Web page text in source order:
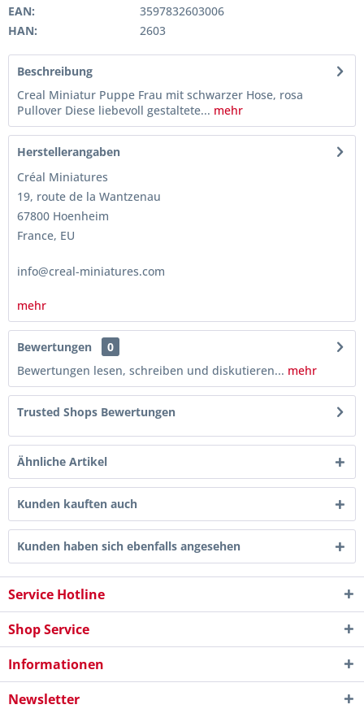
EAN:
3597832603006
HAN:
2603
Beschreibung
Creal Miniatur Puppe Frau mit schwarzer Hose, rosa
Pullover Diese liebevoll gestaltete... mehr
Herstellerangaben
Créal Miniatures
19, route de la Wantzenau
67800 Hoenheim
France, EU
info@creal-miniatures.com
mehr
Bewertungen
0
Bewertungen lesen, schreiben und diskutieren... mehr
Trusted Shops Bewertungen
Ähnliche Artikel
Kunden kauften auch
Kunden haben sich ebenfalls angesehen
Service Hotline
Shop Service
Informationen
Newsletter